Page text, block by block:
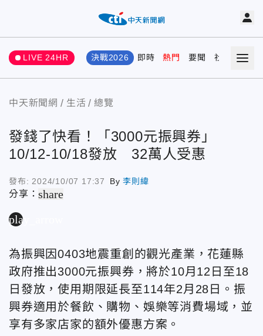
LIVE 24HR 決戰2026 即時 熱門 要聞 社會 娛樂
中天新聞網 生活 總覽
發錢了快看！「3000元振興券」
10/12-10/18發放 32萬人受惠
發布: 2024/10/07 17:37 By李則緯
分享：share
play_arrow
為振興因0403地震重創的觀光產業，花蓮縣
政府推出3000元振興券，將於10月12日至18
日發放，使用期限延長至114年2月28日。振
興券適用於餐飲、購物、娛樂等消費場域，並
享有多家店家的額外優惠方案。